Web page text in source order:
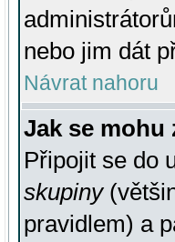
nebo jim dát
Návrat nahoru
Jak se mohu
Připojit se do
skupiny
pravidlem) a